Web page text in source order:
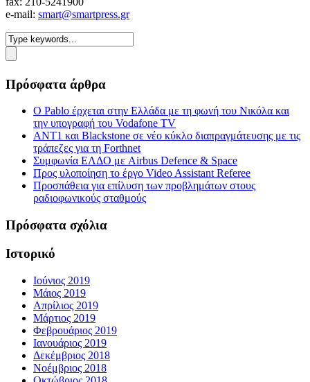
e-mail: smart@smartpress.gr
Πρόσφατα άρθρα
Ο Pablo έρχεται στην Ελλάδα με τη φωνή του Νικόλα και
την υπογραφή του Vodafone TV
ΑΝΤ1 και Blackstone σε νέο κύκλο διαπραγμάτευσης με τις
τράπεζες για τη Forthnet
Συμφωνία ΕΛΔΟ με Airbus Defence & Space
Προς υλοποίηση το έργο Video Assistant Referee
Προσπάθεια για επίλυση των προβλημάτων στους
ραδιοφωνικούς σταθμούς
Πρόσφατα σχόλια
Ιστορικό
Ιούνιος 2019
Μάιος 2019
Απρίλιος 2019
Μάρτιος 2019
Φεβρουάριος 2019
Ιανουάριος 2019
Δεκέμβριος 2018
Νοέμβριος 2018